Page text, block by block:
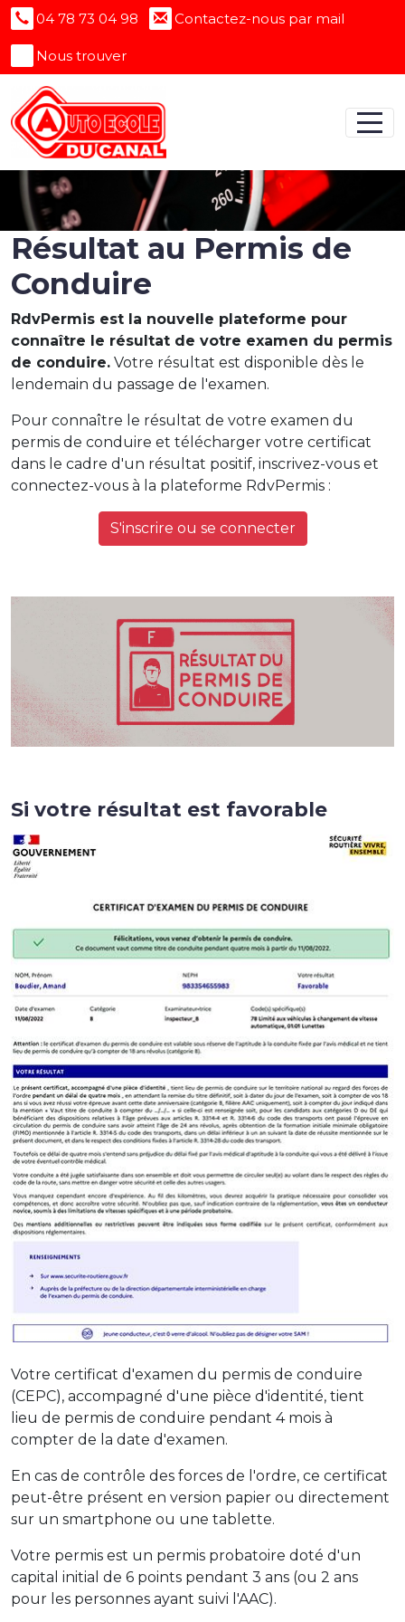
Panneau de gestion des cookies
04 78 73 04 98 Contactez-nous par mail
Nous trouver
Résultat au Permis de
Conduire
RdvPermis est la nouvelle plateforme pour
connaître le résultat de votre examen du permis
de conduire. Votre résultat est disponible dès le
lendemain du passage de l'examen.
Pour connaître le résultat de votre examen du
permis de conduire et télécharger votre certificat
dans le cadre d'un résultat positif, inscrivez-vous et
connectez-vous à la plateforme RdvPermis :
S'inscrire ou se connecter
Si votre résultat est favorable
Votre certificat d'examen du permis de conduire
(CEPC), accompagné d'une pièce d'identité, tient
lieu de permis de conduire pendant 4 mois à
compter de la date d'examen.
En cas de contrôle des forces de l'ordre, ce certificat
peut-être présent en version papier ou directement
sur un smartphone ou une tablette.
Votre permis est un permis probatoire doté d'un
capital initial de 6 points pendant 3 ans (ou 2 ans
pour les personnes ayant suivi l'AAC).